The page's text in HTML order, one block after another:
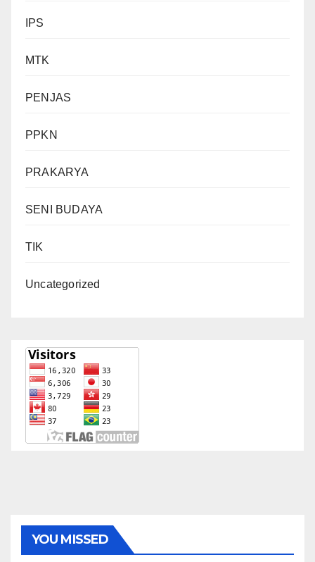
IPS
MTK
PENJAS
PPKN
PRAKARYA
SENI BUDAYA
TIK
Uncategorized
YOU MISSED